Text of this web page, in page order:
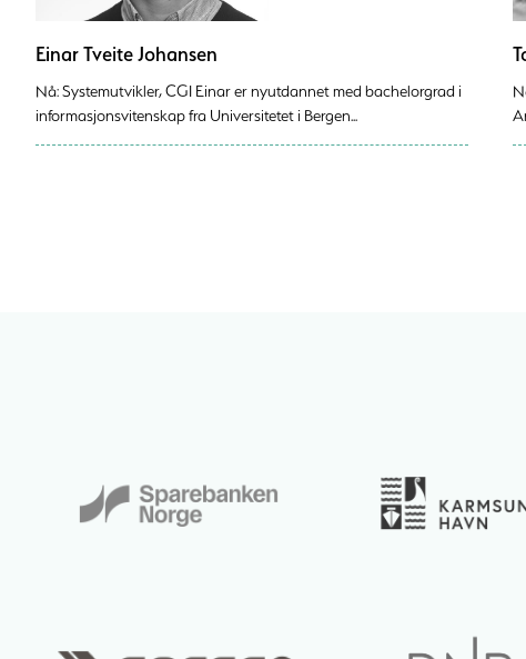
Einar Tveite Johansen
Nå: Systemutvikler, CGI Einar er nyutdannet med bachelorgrad i
informasjonsvitenskap fra Universitetet i Bergen...